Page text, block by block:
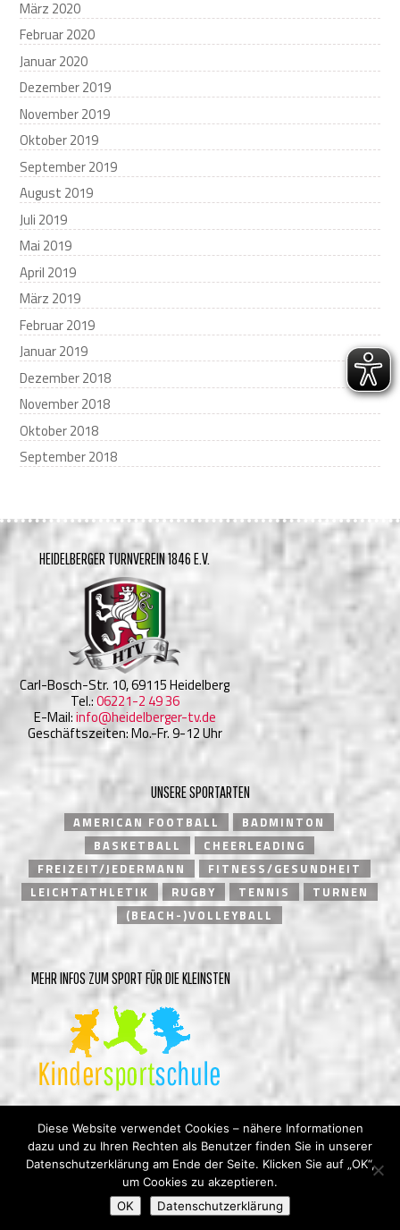
März 2020
Februar 2020
Januar 2020
Dezember 2019
November 2019
Oktober 2019
September 2019
August 2019
Juli 2019
Mai 2019
April 2019
März 2019
Februar 2019
Januar 2019
Dezember 2018
November 2018
Oktober 2018
September 2018
HEIDELBERGER TURNVEREIN 1846 E.V.
Carl-Bosch-Str. 10, 69115 Heidelberg
Tel.:06221-2 49 36
E-Mail:info@heidelberger-tv.de
Geschäftszeiten: Mo.-Fr. 9-12 Uhr
UNSERE SPORTARTEN
AMERICAN FOOTBALL
BADMINTON
BASKETBALL
CHEERLEADING
FREIZEIT/JEDERMANN
FITNESS/GESUNDHEIT
LEICHTATHLETIK
RUGBY TENNIS
TURNEN
(BEACH-)VOLLEYBALL
MEHR INFOS ZUM SPORT FÜR DIE KLEINSTEN
© Heidelberger Turnverein 1846 e.V. |Impressum
Datenschutzerklärung
Diese Website verwendet Cookies – nähere Informationen
dazu und zu Ihren Rechten als Benutzer finden Sie in unserer
Datenschutzerklärung am Ende der Seite. Klicken Sie auf „OK“,
um Cookies zu akzeptieren.
OK
Datenschutzerklärung